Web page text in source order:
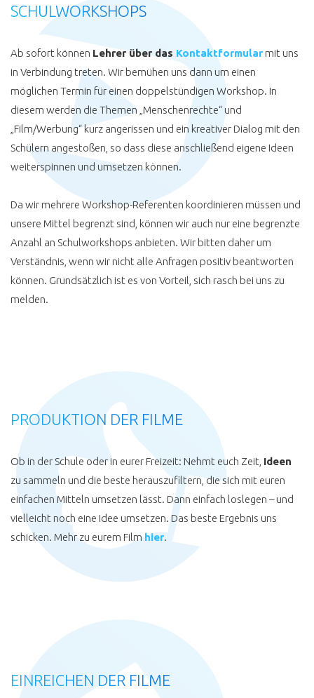
SCHULWORKSHOPS
Ab sofort können Lehrer über das Kontaktformular mit uns
in Verbindung treten. Wir bemühen uns dann um einen
möglichen Termin für einen doppelstündigen Workshop. In
diesem werden die Themen „Menschenrechte“ und
„Film/Werbung“ kurz angerissen und ein kreativer Dialog mit den
Schülern angestoßen, so dass diese anschließend eigene Ideen
weiterspinnen und umsetzen können.
Da wir mehrere Workshop-Referenten koordinieren müssen und
unsere Mittel begrenzt sind, können wir auch nur eine begrenzte
Anzahl an Schulworkshops anbieten. Wir bitten daher um
Verständnis, wenn wir nicht alle Anfragen positiv beantworten
können. Grundsätzlich ist es von Vorteil, sich rasch bei uns zu
melden.
PRODUKTION DER FILME
Ob in der Schule oder in eurer Freizeit: Nehmt euch Zeit, Ideen
zu sammeln und die beste herauszufiltern, die sich mit euren
einfachen Mitteln umsetzen lässt. Dann einfach loslegen – und
vielleicht noch eine Idee umsetzen. Das beste Ergebnis uns
schicken. Mehr zu eurem Filmhier.
EINREICHEN DER FILME